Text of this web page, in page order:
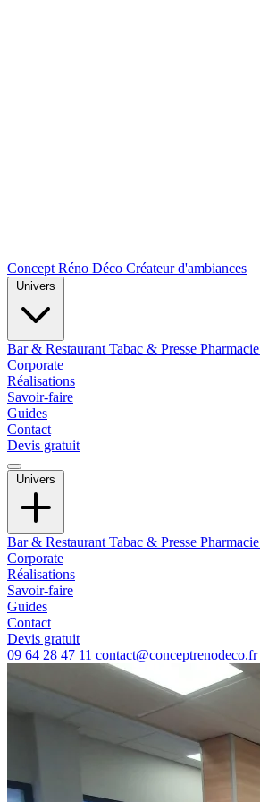
Concept Réno Déco Créateur d'ambiances
Bar & Restaurant Tabac & Presse Pharmacie
Corporate
Réalisations
Savoir-faire
Guides
Contact
Devis gratuit
Univers
Bar & Restaurant Tabac & Presse Pharmacie
Corporate
Réalisations
Savoir-faire
Guides
Contact
Devis gratuit
09 64 28 47 11 contact@conceptrenodeco.fr